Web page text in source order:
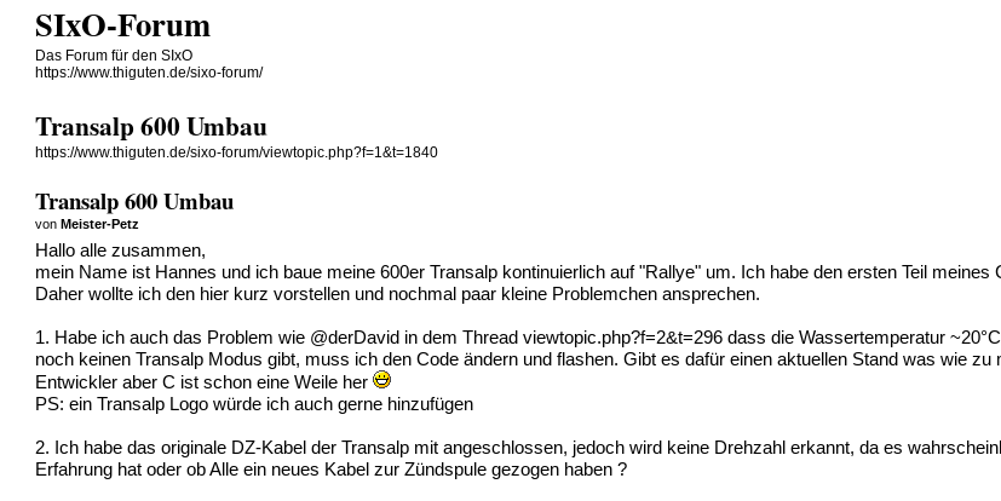
SIxO-Forum
Das Forum für den SIxO
https://www.thiguten.de/sixo-forum/
Transalp 600 Umbau
https://www.thiguten.de/sixo-forum/viewtopic.php?f=1&t=1840
Transalp 600 Umbau
vonMeister-Petz
Hallo alle zusammen,
mein Name ist Hannes und ich baue meine 600er Transalp kontinuierlich auf "Rallye" um. Ich habe den ersten Teil
Daher wollte ich den hier kurz vorstellen und nochmal paar kleine Problemchen ansprechen.
1. Habe ich auch das Problem wie @derDavid in dem Threadviewtopic.php?f=2&t=296 dass die Wassertemperatur
noch keinen Transalp Modus gibt, muss ich den Code ändern und flashen. Gibt es dafür einen aktuellen Stand was wie
Entwickler aber C ist schon eine Weile her
PS: ein Transalp Logo würde ich auch gerne hinzufügen
2. Ich habe das originale DZ-Kabel der Transalp mit angeschlossen, jedoch wird keine Drehzahl erkannt, da es
Erfahrung hat oder ob Alle ein neues Kabel zur Zündspule gezogen haben ?